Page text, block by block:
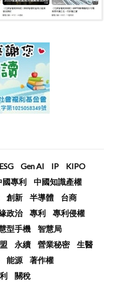
ESG Gen AI IP
KIPO
國專利
中國知識產權
創新 半導體
台商
政治 專利
專利侵權
型手機
智慧局
永續 營業秘密
生醫
能源
著作權
關稅